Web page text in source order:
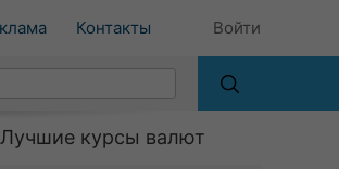
Контакты Войти
Лучшие курсы валют